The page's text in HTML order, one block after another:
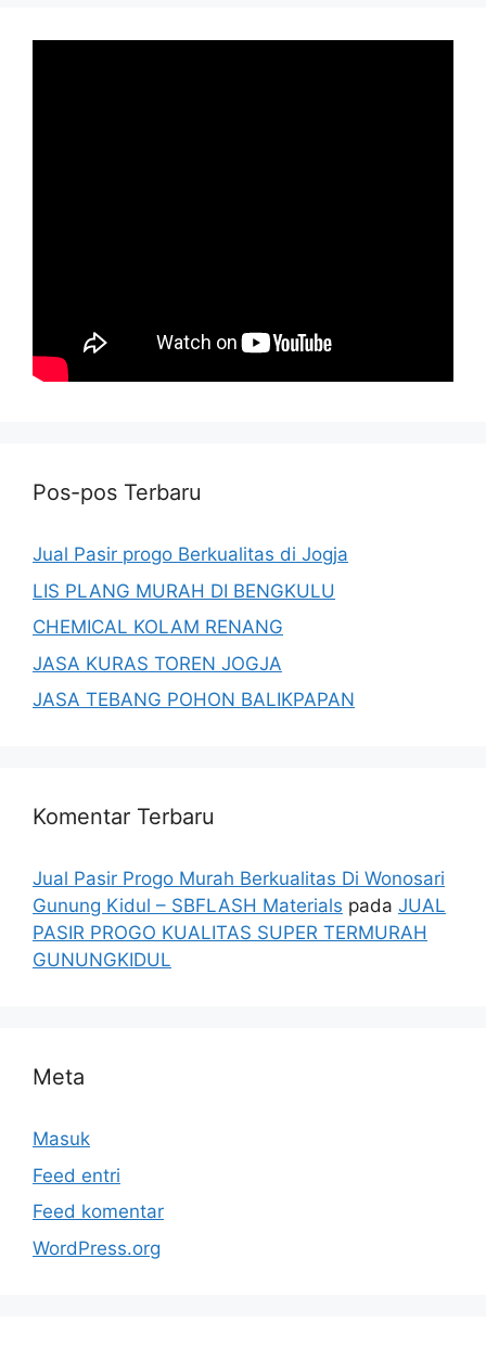
Pos-pos Terbaru
Jual Pasir progo Berkualitas di Jogja
LIS PLANG MURAH DI BENGKULU
CHEMICAL KOLAM RENANG
JASA KURAS TOREN JOGJA
JASA TEBANG POHON BALIKPAPAN
Komentar Terbaru
Jual Pasir Progo Murah Berkualitas Di Wonosari
Gunung Kidul – SBFLASH Materials pada JUAL
PASIR PROGO KUALITAS SUPER TERMURAH
GUNUNGKIDUL
Meta
Masuk
Feed entri
Feed komentar
WordPress.org